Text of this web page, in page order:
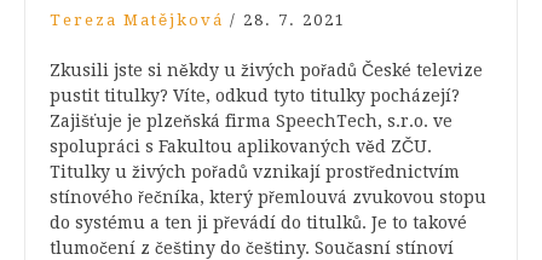
Tereza Matějková / 28. 7. 2021
Zkusili jste si někdy u živých pořadů České televize
pustit titulky? Víte, odkud tyto titulky pocházejí?
Zajišťuje je plzeňská firma SpeechTech, s.r.o. ve
spolupráci s Fakultou aplikovaných věd ZČU.
Titulky u živých pořadů vznikají prostřednictvím
stínového řečníka, který přemlouvá zvukovou stopu
do systému a ten ji převádí do titulků. Je to takové
tlumočení z češtiny do češtiny. Současní stínoví